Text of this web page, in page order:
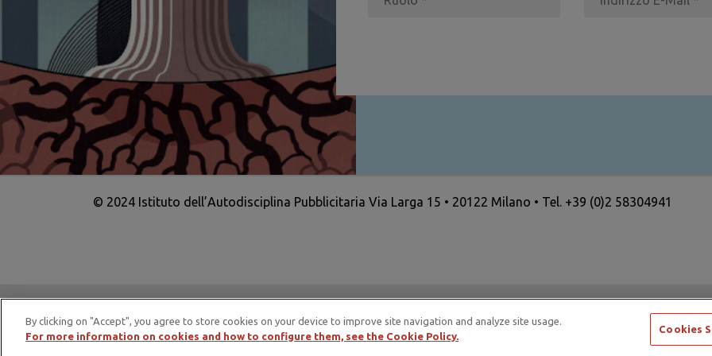
© 2024 Istituto dell’Autodisciplina Pubblicitaria Via Larga 15 • 20122 Milano • Tel. +39 (0)2 58304941
IAP è membro di EASA – European Advertising Standards Alliance e di ICAS – International Council
By clicking on "Accept", you agree to store cookies on your device to improve site navigation and analyze site usage.
For more information on cookies and how to configure them, see the Cookie Policy.
Cookies